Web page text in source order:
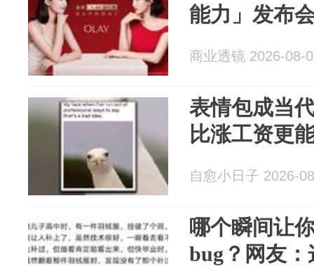
能力」发布
商业透镜 2026-08-
表情包成当
比涨工资更
自愈小日子 2026-
哪个瞬间让
bug？网友